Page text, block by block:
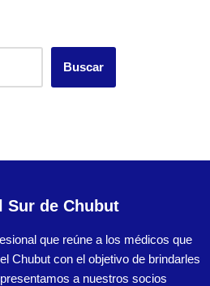
Buscar
Sur de Chubut
que reúne a los médicos que
Chubut con el objetivo de brindarles
a nuestros socios